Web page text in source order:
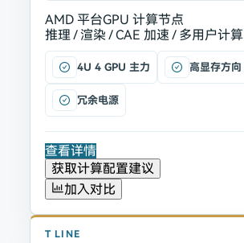
AMD 平台GPU 计算节点
推理 / 渲染 / CAE 加速 / 多用户计算
4U 4 GPU 主力 高显存方向
冗余电源
查看详情
获取计算配置建议
加入对比
T LINE